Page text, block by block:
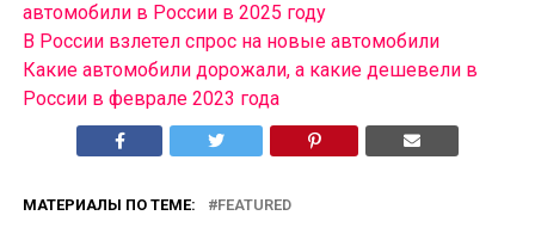
автомобили в России в 2025 году
В России взлетел спрос на новые автомобили
Какие автомобили дорожали, а какие дешевели в
России в феврале 2023 года
МАТЕРИАЛЫ ПО ТЕМЕ: FEATURED